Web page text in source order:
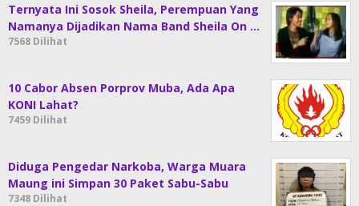
Ternyata Ini Sosok Sheila, Perempuan Yang
Namanya Dijadikan Nama Band Sheila On …
7568 Dilihat
10 Cabor Absen Porprov Muba, Ada Apa
KONI Lahat?
7459 Dilihat
Diduga Pengedar Narkoba, Warga Muara
Maung ini Simpan 30 Paket Sabu-Sabu
7348 Dilihat